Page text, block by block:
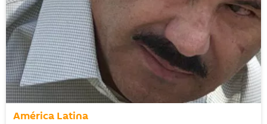
América Latina